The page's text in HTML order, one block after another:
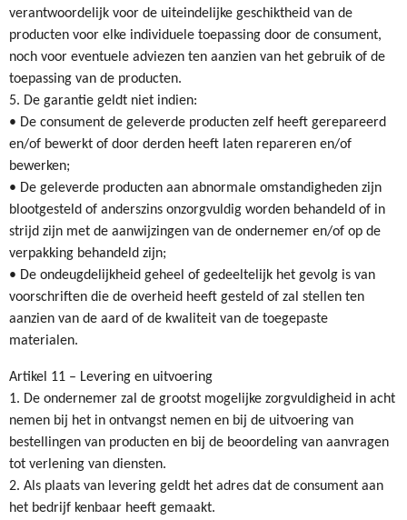
verantwoordelijk voor de uiteindelijke geschiktheid van de
producten voor elke individuele toepassing door de consument,
noch voor eventuele adviezen ten aanzien van het gebruik of de
toepassing van de producten.
5. De garantie geldt niet indien:
• De consument de geleverde producten zelf heeft gerepareerd
en/of bewerkt of door derden heeft laten repareren en/of
bewerken;
• De geleverde producten aan abnormale omstandigheden zijn
blootgesteld of anderszins onzorgvuldig worden behandeld of in
strijd zijn met de aanwijzingen van de ondernemer en/of op de
verpakking behandeld zijn;
• De ondeugdelijkheid geheel of gedeeltelijk het gevolg is van
voorschriften die de overheid heeft gesteld of zal stellen ten
aanzien van de aard of de kwaliteit van de toegepaste
materialen.
Artikel 11 – Levering en uitvoering
1. De ondernemer zal de grootst mogelijke zorgvuldigheid in acht
nemen bij het in ontvangst nemen en bij de uitvoering van
bestellingen van producten en bij de beoordeling van aanvragen
tot verlening van diensten.
2. Als plaats van levering geldt het adres dat de consument aan
het bedrijf kenbaar heeft gemaakt.